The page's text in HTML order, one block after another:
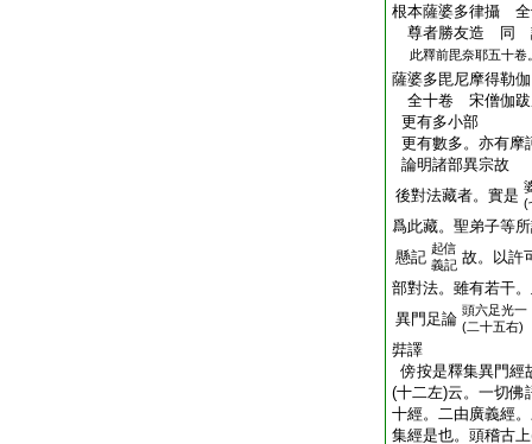
根本薩婆多律攝 全
尊者勝友造
此釋前毘奈耶五十卷
薩婆多毘尼摩得勒伽
全十卷 宋僧伽
更有多小部
更有數多。亦有摩
論明諸部異宗故
後對法藏者。實是 (
爲此藏。聖弟子等
懸記 起信
義記 故。以許
部對法。雖有若干
異門足論 頭六足光一
(二十五右)
弉譯
傍按是釋集異門經
(十二左)云。一切佛
十經。二由廣義經
集經是也。 頭稽古